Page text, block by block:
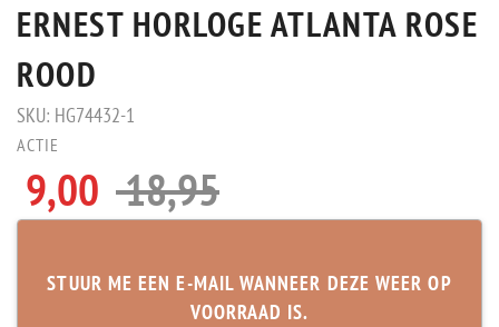
ERNEST HORLOGE ATLANTA ROSE
ROOD
SKU: HG74432-1
ACTIE
18,95
9,00
STUUR ME EEN E-MAIL WANNEER DEZE WEER OP
VOORRAAD IS.